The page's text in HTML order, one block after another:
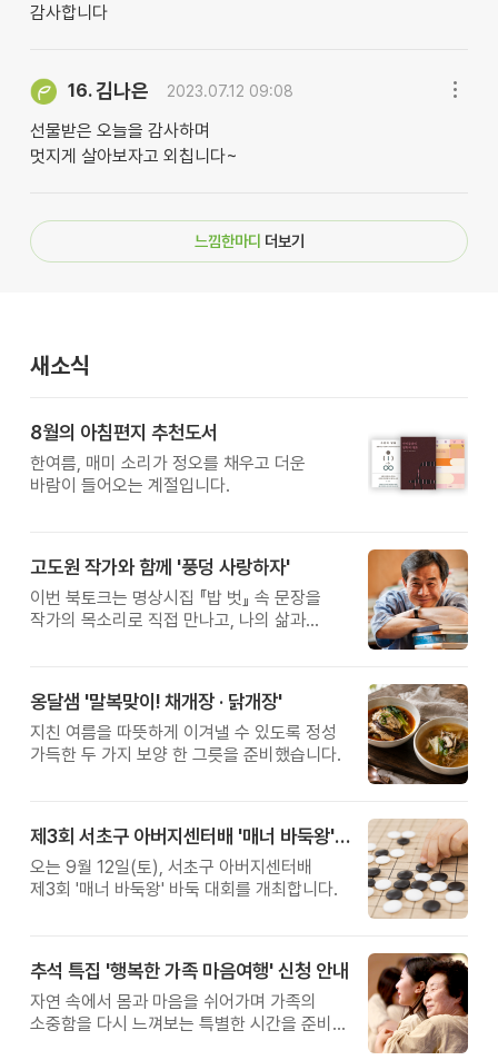
감사합니다
16.김나은 2023.07.12 09:08
선물받은 오늘을 감사하며
멋지게 살아보자고 외칩니다~
느낌한마디 더보기
새소식
8월의 아침편지 추천도서
한여름, 매미 소리가 정오를 채우고 더운
바람이 들어오는 계절입니다.
고도원 작가와 함께 '풍덩 사랑하자'
이번 북토크는 명상시집 『밥 벗』 속 문장을
작가의 목소리로 직접 만나고, 나의 삶과
옹달샘 '말복맞이! 채개장 · 닭개장'
지친 여름을 따뜻하게 이겨낼 수 있도록 정성
가득한 두 가지 보양 한 그릇을 준비했습니다.
제3회 서초구 아버지센터배 '매너 바둑왕' 대회
오는 9월 12일(토), 서초구 아버지센터배
제3회 '매너 바둑왕' 바둑 대회를 개최합니다.
추석 특집 '행복한 가족 마음여행' 신청 안내
자연 속에서 몸과 마음을 쉬어가며 가족의
소중함을 다시 느껴보는 특별한 시간을 준비해